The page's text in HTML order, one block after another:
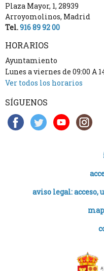
Plaza Mayor, 1, 28939
Arroyomolinos, Madrid
Tel.916 89 92 00
HORARIOS
Ayuntamiento
Lunes a viernes de 09:00 A
Ver todos los horarios
SÍGUENOS
aviso legal: acceso,